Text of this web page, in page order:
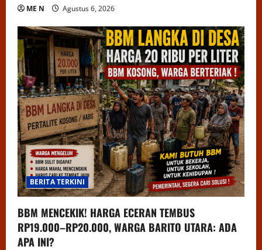
ME N Agustus 6, 2026
BERITA TERKINI
BBM MENCEKIK! HARGA ECERAN TEMBUS
RP19.000–RP20.000, WARGA BARITO UTARA: ADA
APA INI?